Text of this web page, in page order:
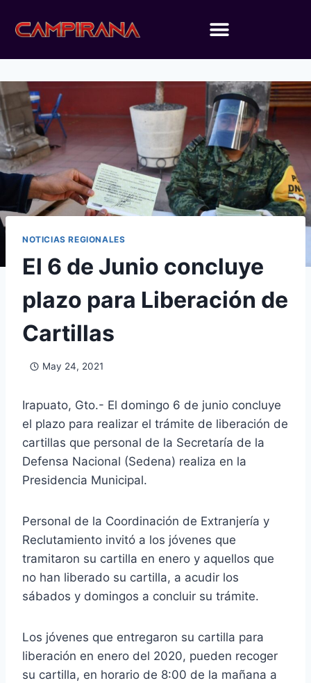
NOTICIAS REGIONALES
El 6 de Junio concluye
plazo para Liberación de
Cartillas
May 24, 2021
Irapuato, Gto.- El domingo 6 de junio concluye
el plazo para realizar el trámite de liberación de
cartillas que personal de la Secretaría de la
Defensa Nacional (Sedena) realiza en la
Presidencia Municipal.
Personal de la Coordinación de Extranjería y
Reclutamiento invitó a los jóvenes que
tramitaron su cartilla en enero y aquellos que
no han liberado su cartilla, a acudir los
sábados y domingos a concluir su trámite.
Los jóvenes que entregaron su cartilla para
liberación en enero del 2020, pueden recoger
su cartilla, en horario de 8:00 de la mañana a